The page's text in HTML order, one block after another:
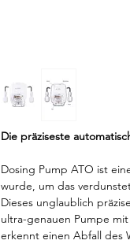
Die präziseste
Dosing Pump ATO ist
wurde, um das
Dieses unglaublich
ultra-genauen Pumpe
erkennt einen Abfall des